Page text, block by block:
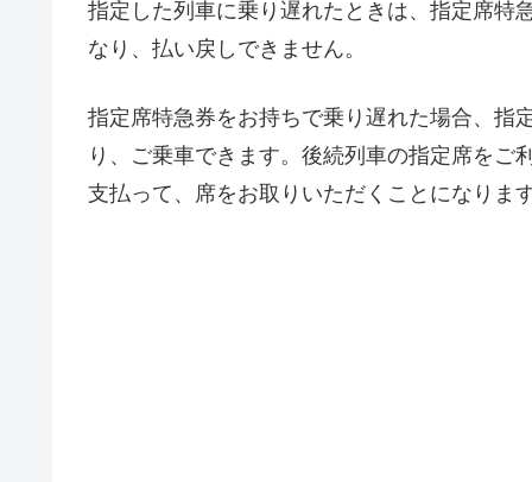
指定した列車に乗り遅れたときは、指定席特
なり、払い戻しできません。
指定席特急券をお持ちで乗り遅れた場合、指
り、ご乗車できます。後続列車の指定席を
支払って、席をお取りいただくことになりま